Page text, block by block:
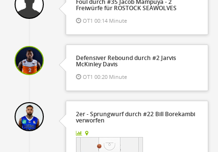
Freiwürfe für ROSTOCK SEAWOLVES
OT1 00:14 Minute
Defensiver Rebound durch #2 Jarvis
McKinley Davis
OT1 00:20 Minute
2er - Sprungwurf durch #22 Bill Borekambi
verworfen